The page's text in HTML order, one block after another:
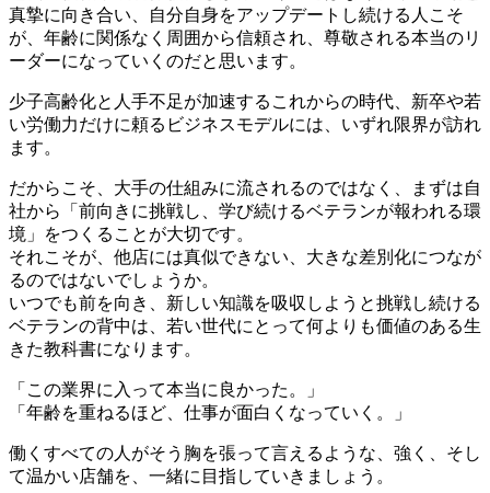
真摯に向き合い、自分自身をアップデートし続ける人こそ
が、年齢に関係なく周囲から信頼され、尊敬される本当のリ
ーダーになっていくのだと思います。
少子高齢化と人手不足が加速するこれからの時代、新卒や若
い労働力だけに頼るビジネスモデルには、いずれ限界が訪れ
ます。
だからこそ、大手の仕組みに流されるのではなく、まずは自
社から「前向きに挑戦し、学び続けるベテランが報われる環
境」をつくることが大切です。
それこそが、他店には真似できない、大きな差別化につなが
るのではないでしょうか。
いつでも前を向き、新しい知識を吸収しようと挑戦し続ける
ベテランの背中は、若い世代にとって何よりも価値のある生
きた教科書になります。
「この業界に入って本当に良かった。」
「年齢を重ねるほど、仕事が面白くなっていく。」
働くすべての人がそう胸を張って言えるような、強く、そし
て温かい店舗を、一緒に目指していきましょう。